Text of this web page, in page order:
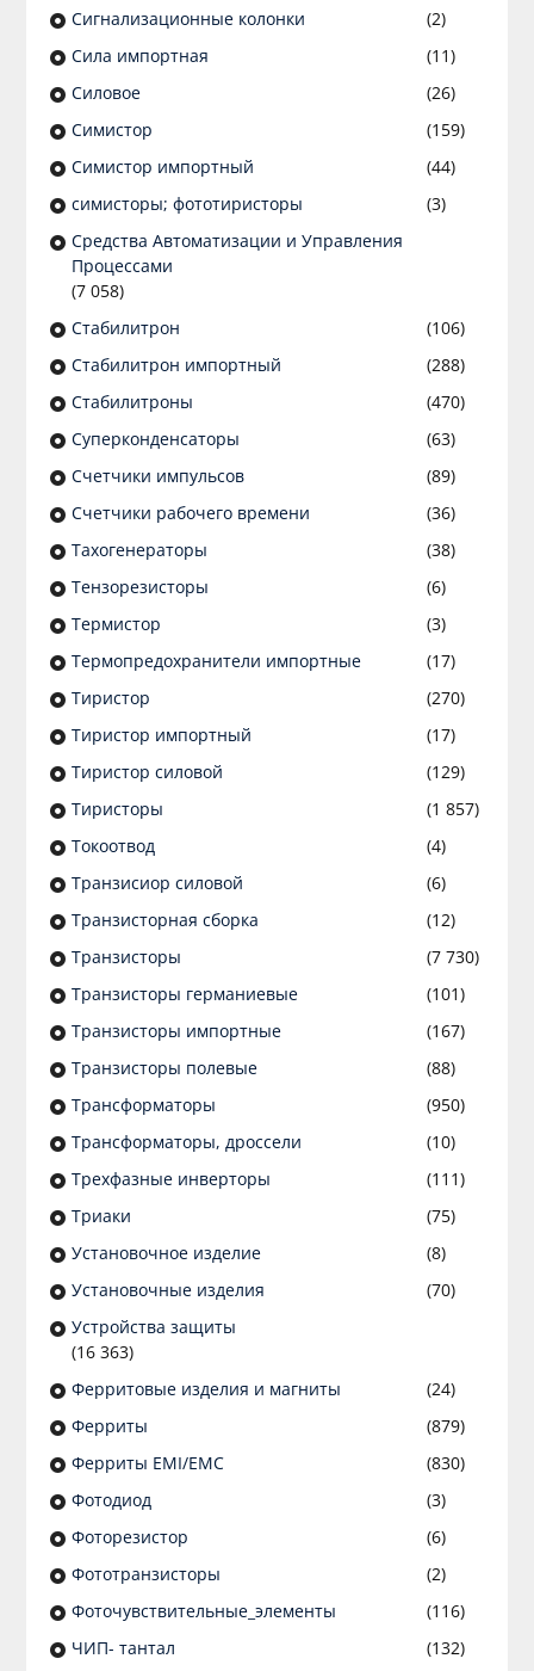
Сигнализационные колонки
(2)
Сила импортная
(11)
Силовое
(26)
Симистор
(159)
Симистор импортный
(44)
симисторы; фототиристоры
(3)
Средства Автоматизации и Управления
Процессами
(7 058)
Стабилитрон
(106)
Стабилитрон импортный
(288)
Стабилитроны
(470)
Суперконденсаторы
(63)
Счетчики импульсов
(89)
Счетчики рабочего времени
(36)
Тахогенераторы
(38)
Тензорезисторы
(6)
Термистор
(3)
Термопредохранители импортные
(17)
Тиристор
(270)
Тиристор импортный
(17)
Тиристор силовой
(129)
Тиристоры
(1 857)
Токоотвод
(4)
Транзисиор силовой
(6)
Транзисторная сборка
(12)
Транзисторы
(7 730)
Транзисторы германиевые
(101)
Транзисторы импортные
(167)
Транзисторы полевые
(88)
Трансформаторы
(950)
Трансформаторы, дроссели
(10)
Трехфазные инверторы
(111)
Триаки
(75)
Установочное изделие
(8)
Установочные изделия
(70)
Устройства защиты
(16 363)
Ферритовые изделия и магниты
(24)
Ферриты
(879)
Ферриты EMI/EMC
(830)
Фотодиод
(3)
Фоторезистор
(6)
Фототранзисторы
(2)
Фоточувствительные_элементы
(116)
ЧИП- тантал
(132)